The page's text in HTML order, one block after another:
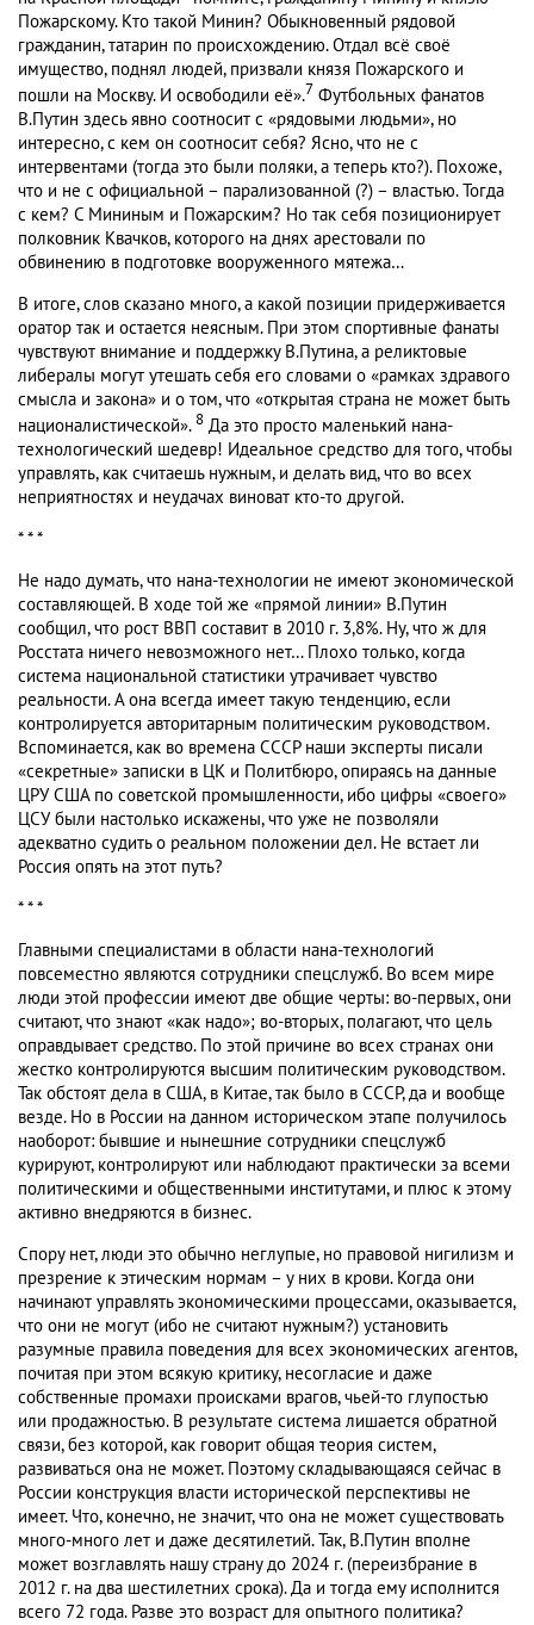
Пожарскому. Кто такой Минин? Обыкновенный рядовой
гражданин, татарин по происхождению. Отдал всё своё
имущество, поднял людей, призвали князя Пожарского и
пошли на Москву. И освободили её».7 Футбольных фанатов
В.Путин здесь явно соотносит с «рядовыми людьми», но
интересно, с кем он соотносит себя? Ясно, что не с
интервентами (тогда это были поляки, а теперь кто?). Похоже,
что и не с официальной – парализованной (?) – властью. Тогда
с кем? С Мининым и Пожарским? Но так себя позиционирует
полковник Квачков, которого на днях арестовали по
обвинению в подготовке вооруженного мятежа…
В итоге, слов сказано много, а какой позиции придерживается
оратор так и остается неясным. При этом спортивные фанаты
чувствуют внимание и поддержку В.Путина, а реликтовые
либералы могут утешать себя его словами о «рамках здравого
смысла и закона» и о том, что «открытая страна не может быть
националистической». 8 Да это просто маленький нана-
технологический шедевр! Идеальное средство для того, чтобы
управлять, как считаешь нужным, и делать вид, что во всех
неприятностях и неудачах виноват кто-то другой.
* * *
Не надо думать, что нана-технологии не имеют экономической
составляющей. В ходе той же «прямой линии» В.Путин
сообщил, что рост ВВП составит в 2010 г. 3,8%. Ну, что ж для
Росстата ничего невозможного нет… Плохо только, когда
система национальной статистики утрачивает чувство
реальности. А она всегда имеет такую тенденцию, если
контролируется авторитарным политическим руководством.
Вспоминается, как во времена СССР наши эксперты писали
«секретные» записки в ЦК и Политбюро, опираясь на данные
ЦРУ США по советской промышленности, ибо цифры «своего»
ЦСУ были настолько искажены, что уже не позволяли
адекватно судить о реальном положении дел. Не встает ли
Россия опять на этот путь?
* * *
Главными специалистами в области нана-технологий
повсеместно являются сотрудники спецслужб. Во всем мире
люди этой профессии имеют две общие черты: во-первых, они
считают, что знают «как надо»; во-вторых, полагают, что цель
оправдывает средство. По этой причине во всех странах они
жестко контролируются высшим политическим руководством.
Так обстоят дела в США, в Китае, так было в СССР, да и вообще
везде. Но в России на данном историческом этапе получилось
наоборот: бывшие и нынешние сотрудники спецслужб
курируют, контролируют или наблюдают практически за всеми
политическими и общественными институтами, и плюс к этому
активно внедряются в бизнес.
Спору нет, люди это обычно неглупые, но правовой нигилизм и
презрение к этическим нормам – у них в крови. Когда они
начинают управлять экономическими процессами, оказывается,
что они не могут (ибо не считают нужным?) установить
разумные правила поведения для всех экономических агентов,
почитая при этом всякую критику, несогласие и даже
собственные промахи происками врагов, чьей-то глупостью
или продажностью. В результате система лишается обратной
связи, без которой, как говорит общая теория систем,
развиваться она не может. Поэтому складывающаяся сейчас в
России конструкция власти исторической перспективы не
имеет. Что, конечно, не значит, что она не может существовать
много-много лет и даже десятилетий. Так, В.Путин вполне
может возглавлять нашу страну до 2024 г. (переизбрание в
2012 г. на два шестилетних срока). Да и тогда ему исполнится
всего 72 года. Разве это возраст для опытного политика?